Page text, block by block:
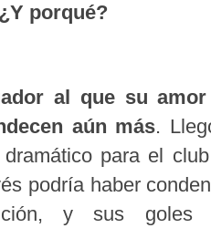
porqué?
al que su
aún más.
dramático para el
podría haber
y sus goles